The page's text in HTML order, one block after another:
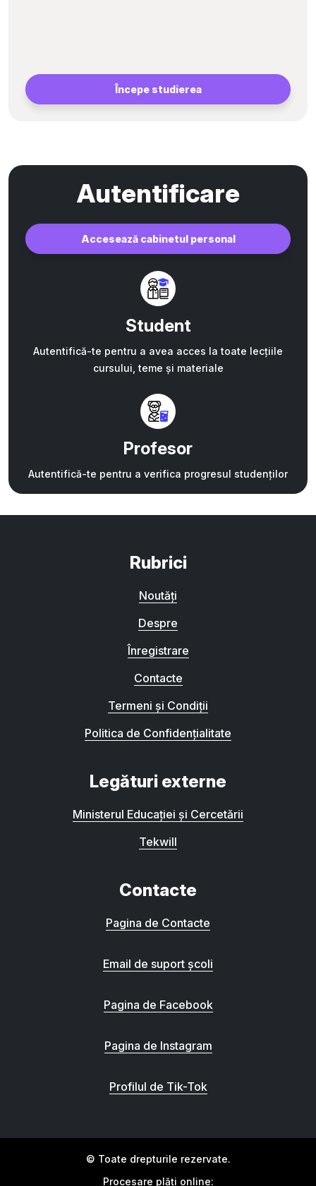
Începe studierea
Autentificare
Accesează cabinetul personal
Student
Autentifică-te pentru a avea acces la toate lecțiile
cursului, teme și materiale
Profesor
Autentifică-te pentru a verifica progresul studenților
Rubrici
Noutăți
Despre
Înregistrare
Contacte
Termeni și Condiții
Politica de Confidențialitate
Legături externe
Ministerul Educației și Cercetării
Tekwill
Contacte
Pagina de Contacte
Email de suport școli
Pagina de Facebook
Pagina de Instagram
Profilul de Tik-Tok
© Toate drepturile rezervate.
Procesare plăți online: